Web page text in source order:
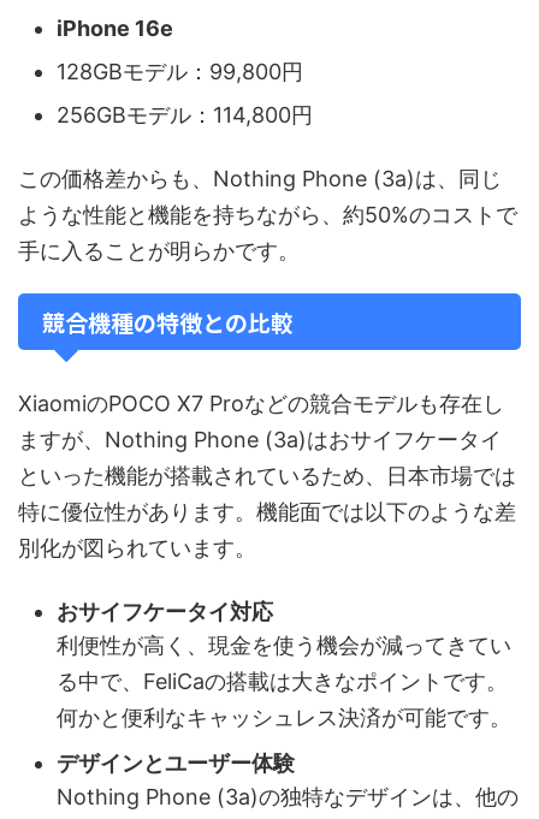
iPhone 16e
128GBモデル：99,800円
256GBモデル：114,800円
この価格差からも、Nothing Phone (3a)は、同じ
ような性能と機能を持ちながら、約50%のコストで
手に入ることが明らかです。
競合機種の特徴との比較
XiaomiのPOCO X7 Proなどの競合モデルも存在し
ますが、Nothing Phone (3a)はおサイフケータイ
といった機能が搭載されているため、日本市場では
特に優位性があります。機能面では以下のような差
別化が図られています。
おサイフケータイ対応
利便性が高く、現金を使う機会が減ってきてい
る中で、FeliCaの搭載は大きなポイントです。
何かと便利なキャッシュレス決済が可能です。
デザインとユーザー体験
Nothing Phone (3a)の独特なデザインは、他の